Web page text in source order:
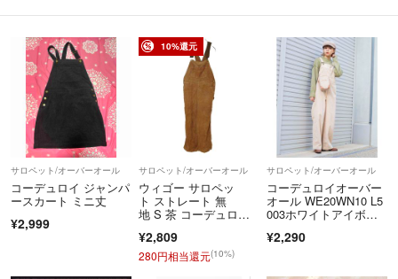
できるだけ速やかな発送を心がけています。
まうと思います。
お急ぎのところ大変申し訳ありませんが、予めご了承ください。
※土日、祝日は配送をおこなっておりません。またメッセージの確認が
遅れる場合がございます。ご了承ください。
※北海道、または離島や沖縄本島への配送は別途特別送料がかかる場合
がございますので、ご了承ください。
★【返品について】
こちらの不備以外での返品はご遠慮願います。
＊万が一商品到着時に破損等があった場合は、お手数ですが評価前に取
引メッセージよりご連絡ください。
サロペット/オーバーオール
コーデュロイ ジャンパ
ースカート ミニ丈
¥2,999
10%還元
サロペット/オーバーオール
ウィゴー サロペッ
ト ストレート 無
地 S 茶 コーデュロ
¥2,809
280円相当還元(10%)
サロペット/オーバーオール
コーデュロイオーバー
オール WE20WN10 L5
003ホワイトアイボリ
¥2,290